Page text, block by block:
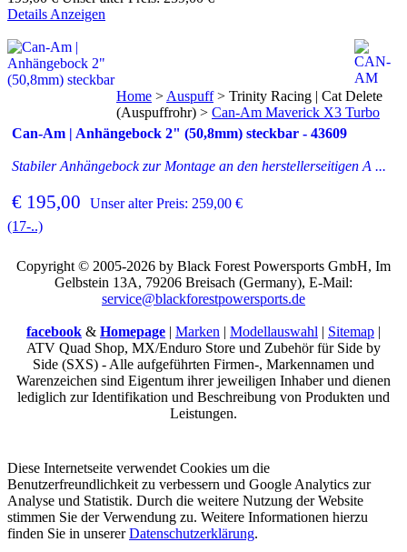
Details Anzeigen
Can-Am | Anhängebock 2" (50,8mm) steckbar - 43609
Stabiler Anhängebock zur Montage an den herstellerseitigen A ...
€ 195,00 Unser alter Preis: 259,00 €
Home > Auspuff > Trinity Racing | Cat Delete
(Auspuffrohr) > Can-Am Maverick X3 Turbo
(17-..)
Copyright © 2005-2026 by Black Forest Powersports GmbH, Im
Gelbstein 13A, 79206 Breisach (Germany), E-Mail:
service@blackforestpowersports.de
facebook & Homepage | Marken | Modellauswahl | Sitemap |
ATV Quad Shop, MX/Enduro Store und Zubehör für Side by
Side (SXS) - Alle aufgeführten Firmen-, Markennamen und
Warenzeichen sind Eigentum ihrer jeweiligen Inhaber und dienen
lediglich zur Identifikation und Beschreibung von Produkten und
Leistungen.
Diese Internetseite verwendet Cookies um die
Benutzerfreundlichkeit zu verbessern und Google Analytics zur
Analyse und Statistik. Durch die weitere Nutzung der Website
stimmen Sie der Verwendung zu. Weitere Informationen hierzu
finden Sie in unsererDatenschutzerklärung.